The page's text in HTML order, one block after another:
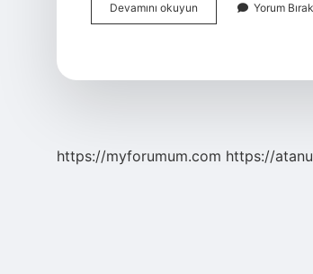
Devamını okuyun
Kelimesinin
Yorum Bırak
https://myforumum.com https://